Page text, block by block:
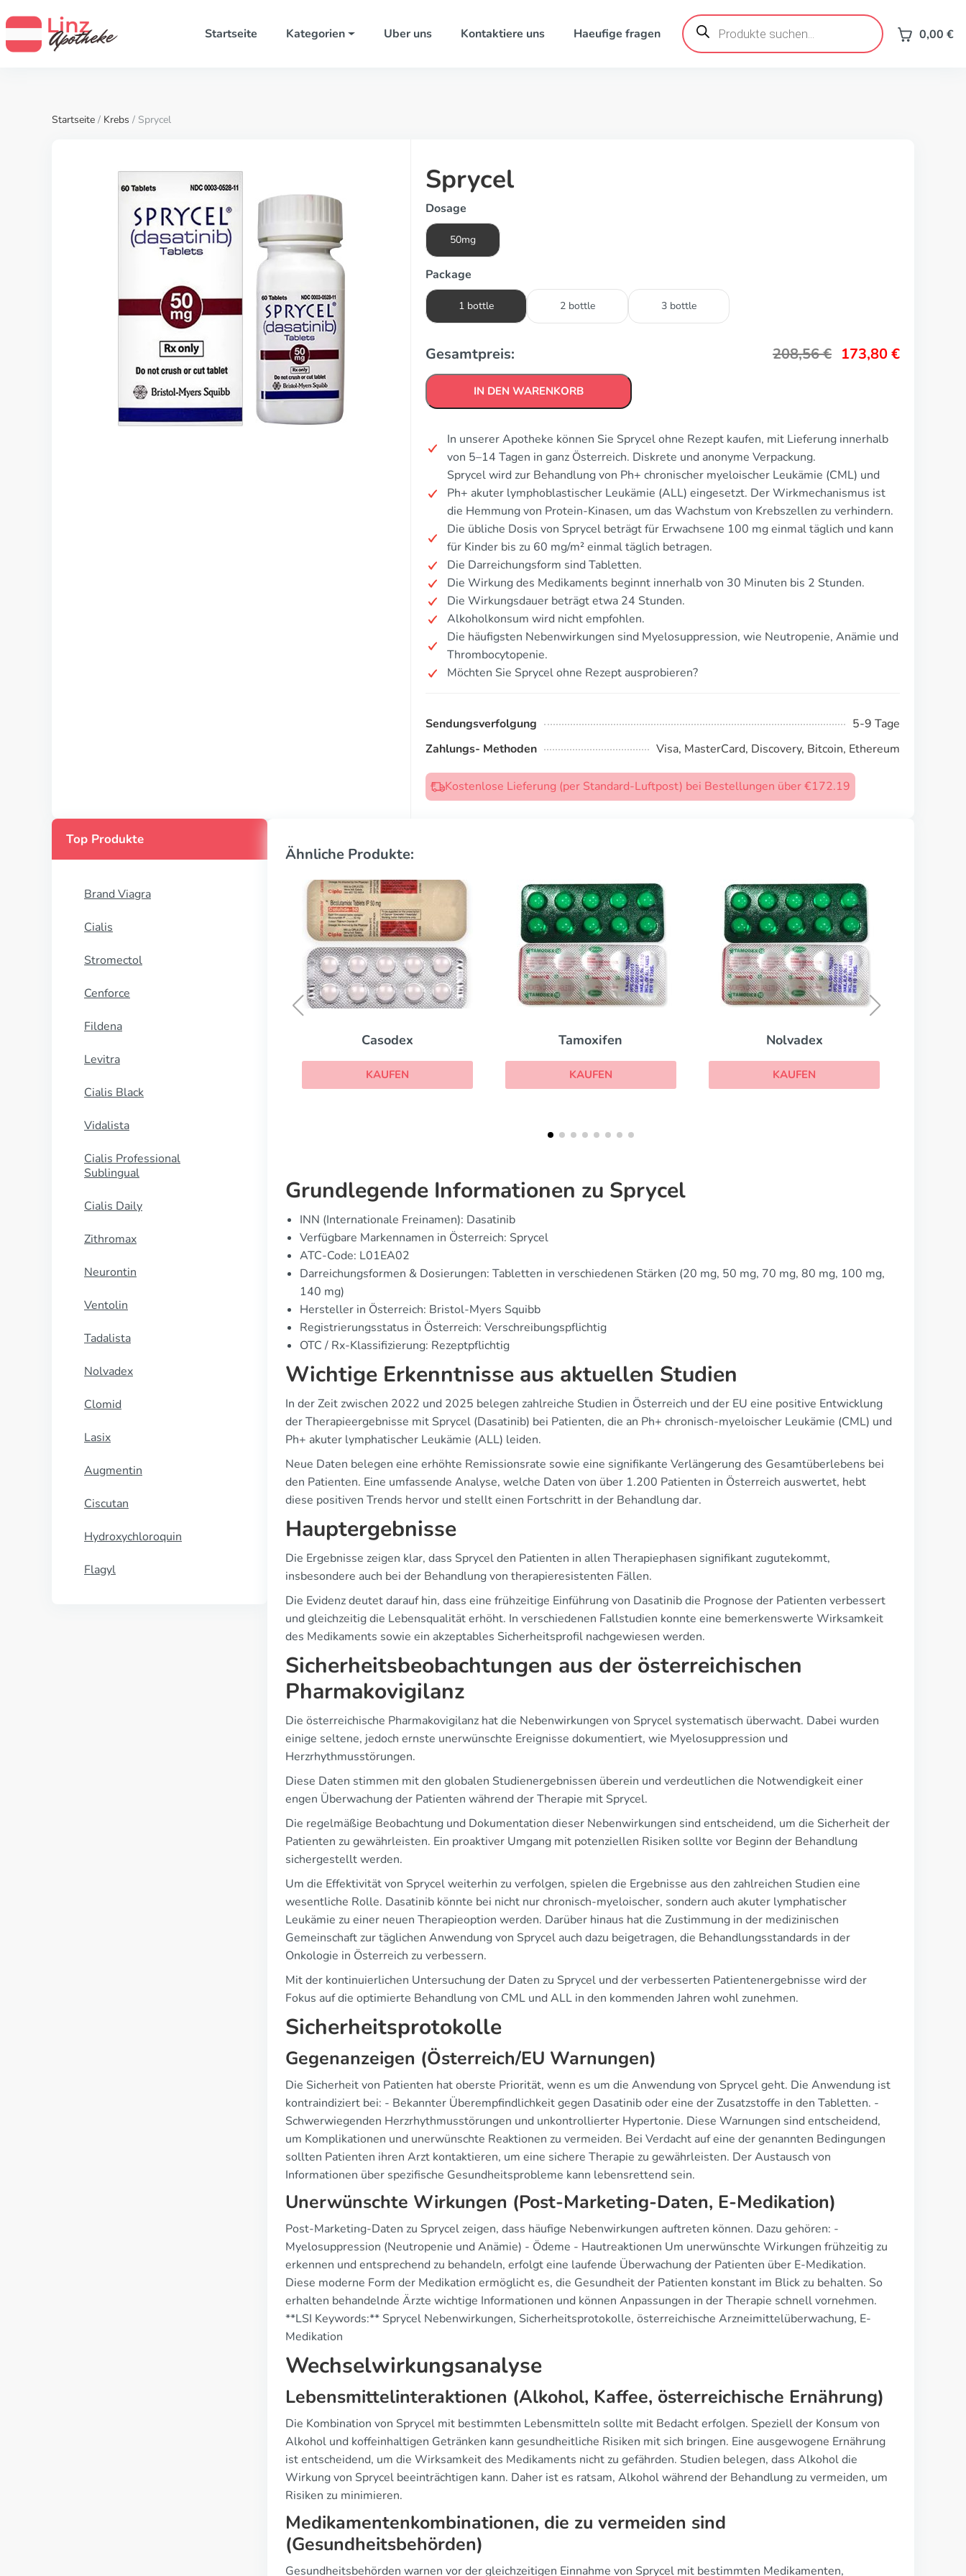
Startseite Kategorien Uber uns Kontaktiere uns Haeufige fragen
Products
search 0,00 €
Startseite / Krebs / Sprycel
Sprycel
Dosage
50mg
Package
1 bottle 2 bottle 3 bottle
Gesamtpreis: 208,56€ 173,80€
IN DEN WARENKORB
In unserer Apotheke können Sie Sprycel ohne Rezept kaufen, mit Lieferung innerhalb
von 5–14 Tagen in ganz Österreich. Diskrete und anonyme Verpackung.
Sprycel wird zur Behandlung von Ph+ chronischer myeloischer Leukämie (CML) und
Ph+ akuter lymphoblastischer Leukämie (ALL) eingesetzt. Der Wirkmechanismus ist
die Hemmung von Protein-Kinasen, um das Wachstum von Krebszellen zu verhindern.
Die übliche Dosis von Sprycel beträgt für Erwachsene 100 mg einmal täglich und kann
für Kinder bis zu 60 mg/m² einmal täglich betragen.
Die Darreichungsform sind Tabletten.
Die Wirkung des Medikaments beginnt innerhalb von 30 Minuten bis 2 Stunden.
Die Wirkungsdauer beträgt etwa 24 Stunden.
Alkoholkonsum wird nicht empfohlen.
Die häufigsten Nebenwirkungen sind Myelosuppression, wie Neutropenie, Anämie und
Thrombocytopenie.
Möchten Sie Sprycel ohne Rezept ausprobieren?
Sendungsverfolgung
5-9 Tage
Zahlungs- Methoden
Visa, MasterCard, Discovery, Bitcoin, Ethereum
Kostenlose Lieferung (per Standard-Luftpost) bei Bestellungen über €172.19
Top Produkte
Brand Viagra
Cialis
Stromectol
Cenforce
Fildena
Levitra
Cialis Black
Vidalista
Cialis Professional
Sublingual
Cialis Daily
Zithromax
Neurontin
Ventolin
Tadalista
Nolvadex
Clomid
Lasix
Augmentin
Ciscutan
Hydroxychloroquin
Flagyl
Ähnliche Produkte:
Tamoxifen
KAUFEN
Nolvadex
KAUFEN
Endoxan
KAUFEN
Grundlegende Informationen zu Sprycel
INN (Internationale Freinamen): Dasatinib
Verfügbare Markennamen in Österreich: Sprycel
ATC-Code: L01EA02
Darreichungsformen & Dosierungen: Tabletten in verschiedenen Stärken (20 mg, 50 mg, 70 mg, 80 mg, 100 mg,
140 mg)
Hersteller in Österreich: Bristol-Myers Squibb
Registrierungsstatus in Österreich: Verschreibungspflichtig
OTC / Rx-Klassifizierung: Rezeptpflichtig
Wichtige Erkenntnisse aus aktuellen Studien
In der Zeit zwischen 2022 und 2025 belegen zahlreiche Studien in Österreich und der EU eine positive Entwicklung
der Therapieergebnisse mit Sprycel (Dasatinib) bei Patienten, die an Ph+ chronisch-myeloischer Leukämie (CML) und
Ph+ akuter lymphatischer Leukämie (ALL) leiden.
Neue Daten belegen eine erhöhte Remissionsrate sowie eine signifikante Verlängerung des Gesamtüberlebens bei
den Patienten. Eine umfassende Analyse, welche Daten von über 1.200 Patienten in Österreich auswertet, hebt
diese positiven Trends hervor und stellt einen Fortschritt in der Behandlung dar.
Hauptergebnisse
Die Ergebnisse zeigen klar, dass Sprycel den Patienten in allen Therapiephasen signifikant zugutekommt,
insbesondere auch bei der Behandlung von therapieresistenten Fällen.
Die Evidenz deutet darauf hin, dass eine frühzeitige Einführung von Dasatinib die Prognose der Patienten verbessert
und gleichzeitig die Lebensqualität erhöht. In verschiedenen Fallstudien konnte eine bemerkenswerte Wirksamkeit
des Medikaments sowie ein akzeptables Sicherheitsprofil nachgewiesen werden.
Sicherheitsbeobachtungen aus der österreichischen
Pharmakovigilanz
Die österreichische Pharmakovigilanz hat die Nebenwirkungen von Sprycel systematisch überwacht. Dabei wurden
einige seltene, jedoch ernste unerwünschte Ereignisse dokumentiert, wie Myelosuppression und
Herzrhythmusstörungen.
Diese Daten stimmen mit den globalen Studienergebnissen überein und verdeutlichen die Notwendigkeit einer
engen Überwachung der Patienten während der Therapie mit Sprycel.
Die regelmäßige Beobachtung und Dokumentation dieser Nebenwirkungen sind entscheidend, um die Sicherheit der
Patienten zu gewährleisten. Ein proaktiver Umgang mit potenziellen Risiken sollte vor Beginn der Behandlung
sichergestellt werden.
Um die Effektivität von Sprycel weiterhin zu verfolgen, spielen die Ergebnisse aus den zahlreichen Studien eine
wesentliche Rolle. Dasatinib könnte bei nicht nur chronisch-myeloischer, sondern auch akuter lymphatischer
Leukämie zu einer neuen Therapieoption werden. Darüber hinaus hat die Zustimmung in der medizinischen
Gemeinschaft zur täglichen Anwendung von Sprycel auch dazu beigetragen, die Behandlungsstandards in der
Onkologie in Österreich zu verbessern.
Mit der kontinuierlichen Untersuchung der Daten zu Sprycel und der verbesserten Patientenergebnisse wird der
Fokus auf die optimierte Behandlung von CML und ALL in den kommenden Jahren wohl zunehmen.
Sicherheitsprotokolle
Gegenanzeigen (Österreich/EU Warnungen)
Die Sicherheit von Patienten hat oberste Priorität, wenn es um die Anwendung von Sprycel geht. Die Anwendung ist
kontraindiziert bei: - Bekannter Überempfindlichkeit gegen Dasatinib oder eine der Zusatzstoffe in den Tabletten. -
Schwerwiegenden Herzrhythmusstörungen und unkontrollierter Hypertonie. Diese Warnungen sind entscheidend,
um Komplikationen und unerwünschte Reaktionen zu vermeiden. Bei Verdacht auf eine der genannten Bedingungen
sollten Patienten ihren Arzt kontaktieren, um eine sichere Therapie zu gewährleisten. Der Austausch von
Informationen über spezifische Gesundheitsprobleme kann lebensrettend sein.
Unerwünschte Wirkungen (Post-Marketing-Daten, E-Medikation)
Post-Marketing-Daten zu Sprycel zeigen, dass häufige Nebenwirkungen auftreten können. Dazu gehören: -
Myelosuppression (Neutropenie und Anämie) - Ödeme - Hautreaktionen Um unerwünschte Wirkungen frühzeitig zu
erkennen und entsprechend zu behandeln, erfolgt eine laufende Überwachung der Patienten über E-Medikation.
Diese moderne Form der Medikation ermöglicht es, die Gesundheit der Patienten konstant im Blick zu behalten. So
erhalten behandelnde Ärzte wichtige Informationen und können Anpassungen in der Therapie schnell vornehmen.
**LSI Keywords:** Sprycel Nebenwirkungen, Sicherheitsprotokolle, österreichische Arzneimittelüberwachung, E-
Medikation
Wechselwirkungsanalyse
Lebensmittelinteraktionen (Alkohol, Kaffee, österreichische Ernährung)
Die Kombination von Sprycel mit bestimmten Lebensmitteln sollte mit Bedacht erfolgen. Speziell der Konsum von
Alkohol und koffeinhaltigen Getränken kann gesundheitliche Risiken mit sich bringen. Eine ausgewogene Ernährung
ist entscheidend, um die Wirksamkeit des Medikaments nicht zu gefährden. Studien belegen, dass Alkohol die
Wirkung von Sprycel beeinträchtigen kann. Daher ist es ratsam, Alkohol während der Behandlung zu vermeiden, um
Risiken zu minimieren.
Medikamentenkombinationen, die zu vermeiden sind
(Gesundheitsbehörden)
Gesundheitsbehörden warnen vor der gleichzeitigen Einnahme von Sprycel mit bestimmten Medikamenten,